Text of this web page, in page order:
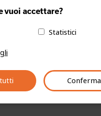
|fiso@pec-mail.eu
vuoi accettare?
Statistici
Conferma